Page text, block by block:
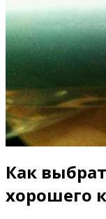
Как
хорошего